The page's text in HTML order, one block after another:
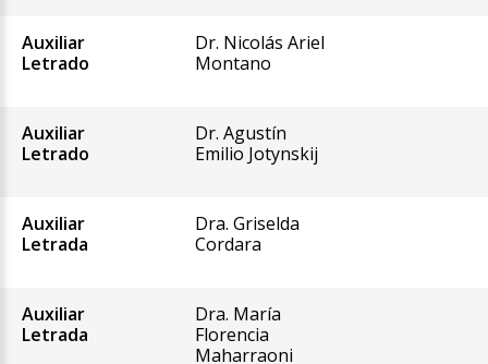
Auxiliar
Letrado
Dr. Nicolás Ariel
Montano
Auxiliar
Letrado
Dr. Agustín
Emilio Jotynskij
Auxiliar
Letrada
Dra. Griselda
Cordara
Auxiliar
Letrada
Dra. María
Florencia
Maharraoni